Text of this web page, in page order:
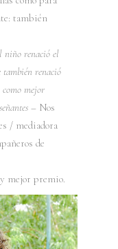
también
niño renació el
también renació
mejor
– Nos
/ mediadora
de
mejor premio.